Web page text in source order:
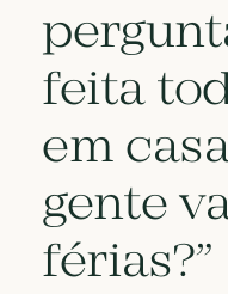
feita
em
gente
férias?”